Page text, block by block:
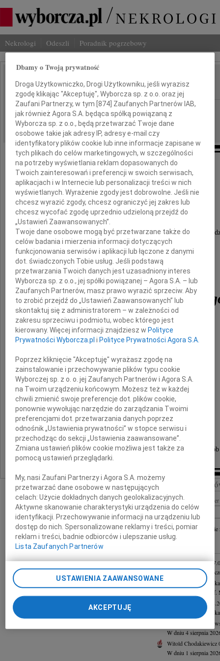
Nekrologi Odeszli Poradnik pogrzebowy
IMIĘ I NAZWISKO: Wiesław Kulmiński
REGION: Warszawa
DATA EMISJI: 21.02.2025
24 lutego 2025 roku
mija dziesiąta rocznica śmierci
naszego najukochańszego Męża, Ojca, Dziadka i
Wiesława
Wszystkich, którzy zachowali Go
w życzliwej pamięci,
prosimy o chwilę zadumy.
Bogna i Jola
Cmentarz Bródnowski, kwatera 21A, rząd 4,
Szukaj
Imię i nazwisko lub numer
+ szukanie
Asia Kułakowska
Asia Kułakowska 8
Małgorzata Kościelska
Z żalem żegnam
Janusz Goetze
Wacława Stec-
W dniu 4 sierpnia
Witold Chodakiewicz
W dniu 1 sierpnia
Dbamy o Twoją prywatność
Droga Użytkowniczko, Drogi Użytkowniku, jeśli wyrazisz
zgodę klikając "Akceptuję", Wyborcza sp. z o.o. oraz jej
Zaufani Partnerzy, w tym [874] Zaufanych Partnerów IAB,
jak również Agora S.A. będąca spółką powiązaną z
Wyborcza sp. z o.o., będą przetwarzać Twoje dane
osobowe takie jak adresy IP, adresy e-mail czy
identyfikatory plików cookie lub inne informacje zapisane w
tych plikach do celów marketingowych, w szczególności
na potrzeby wyświetlania reklam dopasowanych do
Twoich zainteresowań i preferencji w swoich serwisach,
aplikacjach i w Internecie lub personalizacji treści w nich
wyświetlanych. Wyrażenie zgody jest dobrowolne. Jeśli nie
chcesz wyrazić zgody, chcesz ograniczyć jej zakres lub
chcesz wycofać zgodę uprzednio udzieloną przejdź do
„Ustawień Zaawansowanych”.
Twoje dane osobowe mogą być przetwarzane także do
celów badania i mierzenia informacji dotyczących
funkcjonowania serwisów i aplikacji lub łączone z danymi
dot. świadczonych Tobie usług. Jeśli podstawą
przetwarzania Twoich danych jest uzasadniony interes
Wyborcza sp. z o.o., jej spółki powiązanej – Agora S.A. – lub
Zaufanych Partnerów, masz prawo wyrazić sprzeciw. Aby
to zrobić przejdź do „Ustawień Zaawansowanych” lub
skontaktuj się z administratorem – w zależności od
zakresu sprzeciwu i podmiotu, wobec którego jest
kierowany. Więcej informacji znajdziesz wPolityce
Prywatności Wyborcza.pl iPolityce Prywatności Agora S.A.
Poprzez kliknięcie "Akceptuję" wyrażasz zgodę na
zainstalowanie i przechowywanie plików typu cookie
Wyborczej sp. z o. o. jej Zaufanych Partnerów i Agora S.A.
na Twoim urządzeniu końcowym. Możesz też w każdej
chwili zmienić swoje preferencje dot. plików cookie,
ponownie wywołując narzędzie do zarządzania Twoimi
preferencjami dot. przetwarzania danych poprzez
odnośnik „Ustawienia prywatności” w stopce serwisu i
przechodząc do sekcji „Ustawienia zaawansowane”.
Zmiana ustawień plików cookie możliwa jest także za
pomocą ustawień przeglądarki.
My, nasi Zaufani Partnerzy i Agora S.A. możemy
przetwarzać dane osobowe w następujących
celach:Użycie dokładnych danych geolokalizacyjnych.
Aktywne skanowanie charakterystyki urządzenia do celów
identyfikacji. Przechowywanie informacji na urządzeniu lub
dostęp do nich. Spersonalizowane reklamy i treści, pomiar
reklam i treści, badnie odbiorców i ulepszanie usług.
Lista Zaufanych Partnerów
USTAWIENIA ZAAWANSOWANE
AKCEPTUJĘ